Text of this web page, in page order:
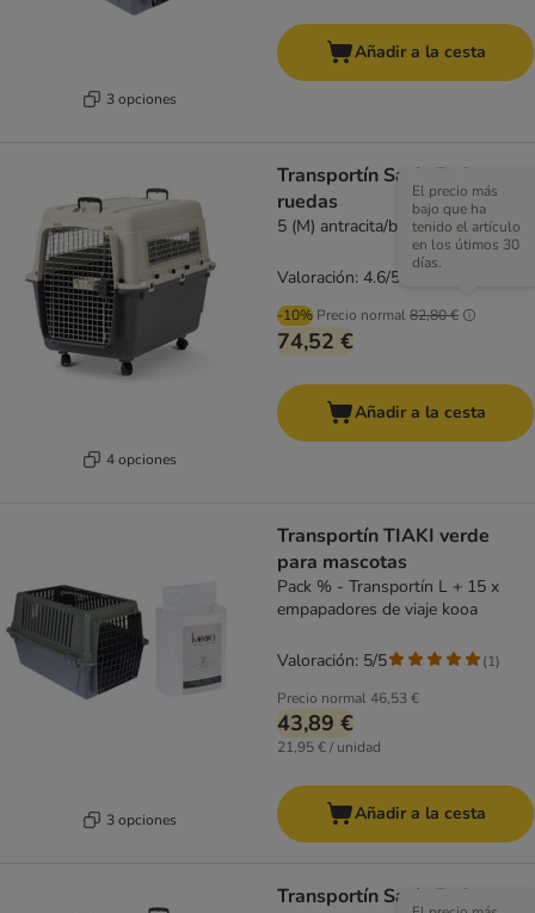
3 opciones
Añadir a la cesta
4 opciones
Transportín Savic Feria con
ruedas
5 (M) antracita/beige
-10% Precio normal82,80 €
El precio más
bajo que ha
tenido el artículo
en los útimos 30
días.
74,52 €
Valoración: 4.6/5
Añadir a la cesta
3 opciones
Transportín TIAKI verde
para mascotas
Pack % - Transportín L + 15 x
empapadores de viaje kooa
Precio normal46,53 €
43,89 €
21,95 € / unidad
Valoración: 5/5 (1)
Añadir a la cesta
Transportín Savic Feria con